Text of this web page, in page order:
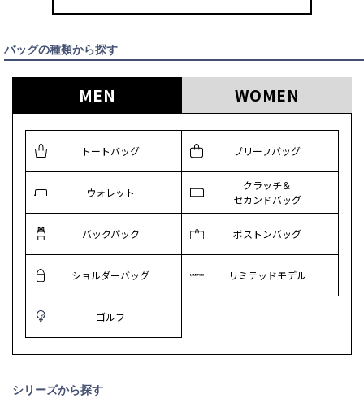
バッグの種類から探す
MEN WOMEN
トートバッグ ブリーフバッグ
ウォレット
クラッチ＆
セカンドバッグ
バックパック ボストンバッグ
ショルダーバッグ リミテッドモデル
ゴルフ
シリーズから探す